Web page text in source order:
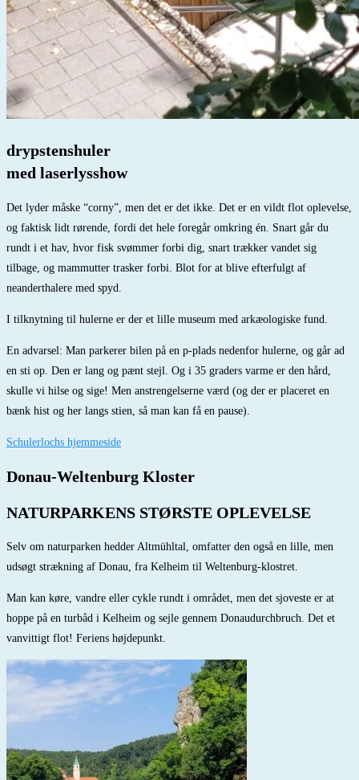
drypstenshuler
med laserlysshow
Det lyder måske “corny”, men det er det ikke. Det er en vildt flot oplevelse,
og faktisk lidt rørende, fordi det hele foregår omkring én. Snart går du
rundt i et hav, hvor fisk svømmer forbi dig, snart trækker vandet sig
tilbage, og mammutter trasker forbi. Blot for at blive efterfulgt af
neanderthalere med spyd.
I tilknytning til hulerne er der et lille museum med arkæologiske fund.
En advarsel: Man parkerer bilen på en p-plads nedenfor hulerne, og går ad
en sti op. Den er lang og pænt stejl. Og i 35 graders varme er den hård,
skulle vi hilse og sige! Men anstrengelserne værd (og der er placeret en
bænk hist og her langs stien, så man kan få en pause).
Schulerlochs hjemmeside
Donau-Weltenburg Kloster
NATURPARKENS STØRSTE OPLEVELSE
Selv om naturparken hedder Altmühltal, omfatter den også en lille, men
udsøgt strækning af Donau, fra Kelheim til Weltenburg-klostret.
Man kan køre, vandre eller cykle rundt i området, men det sjoveste er at
hoppe på en turbåd i Kelheim og sejle gennem Donaudurchbruch. Det et
vanvittigt flot! Feriens højdepunkt.